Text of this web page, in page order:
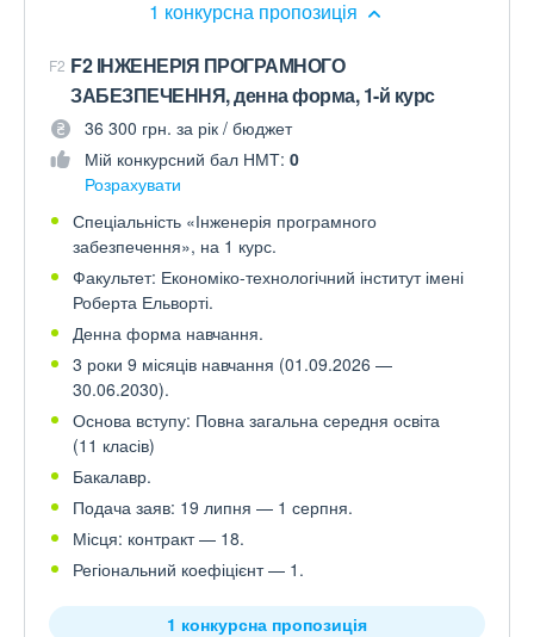
1 конкурсна пропозиція
F2 F2 ІНЖЕНЕРІЯ ПРОГРАМНОГО
ЗАБЕЗПЕЧЕННЯ, денна форма, 1-й курс
36 300 грн. за рік / бюджет
Мій конкурсний бал НМТ: 0
Розрахувати
Спеціальність «Інженерія програмного
забезпечення», на 1 курс.
Факультет: Економіко-технологічний інститут імені
Роберта Ельворті.
Денна форма навчання.
3 роки 9 місяців навчання (01.09.2026 —
30.06.2030).
Основа вступу: Повна загальна середня освіта
(11 класів)
Бакалавр.
Подача заяв: 19 липня — 1 серпня.
Місця: контракт — 18.
Регіональний коефіцієнт — 1.
1 конкурсна пропозиція